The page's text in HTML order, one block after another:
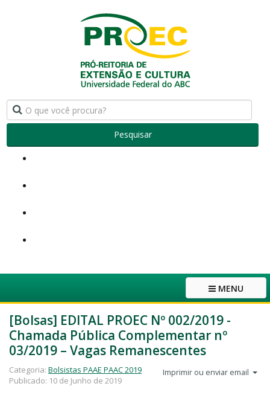
Pesquisar
MENU
[Bolsas] EDITAL PROEC Nº 002/2019 -
Chamada Pública Complementar nº
03/2019 – Vagas Remanescentes
Imprimir ou enviar email
Categoria: Bolsistas PAAE PAAC 2019
Publicado: 10 de Junho de 2019